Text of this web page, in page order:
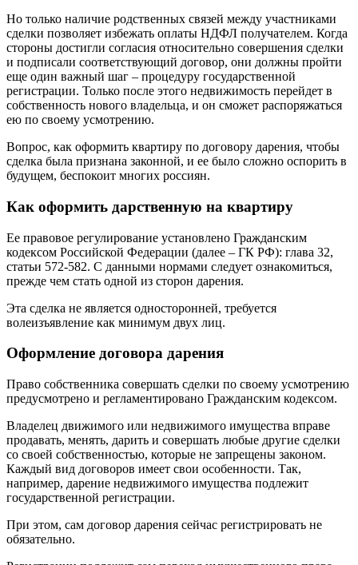
Но только наличие родственных связей между участниками
сделки позволяет избежать оплаты НДФЛ получателем. Когда
стороны достигли согласия относительно совершения сделки
и подписали соответствующий договор, они должны пройти
еще один важный шаг – процедуру государственной
регистрации. Только после этого недвижимость перейдет в
собственность нового владельца, и он сможет распоряжаться
ею по своему усмотрению.
Вопрос, как оформить квартиру по договору дарения, чтобы
сделка была признана законной, и ее было сложно оспорить в
будущем, беспокоит многих россиян.
Как оформить дарственную на квартиру
Ее правовое регулирование установлено Гражданским
кодексом Российской Федерации (далее – ГК РФ): глава 32,
статьи 572-582. С данными нормами следует ознакомиться,
прежде чем стать одной из сторон дарения.
Эта сделка не является односторонней, требуется
волеизъявление как минимум двух лиц.
Оформление договора дарения
Право собственника совершать сделки по своему усмотрению
предусмотрено и регламентировано Гражданским кодексом.
Владелец движимого или недвижимого имущества вправе
продавать, менять, дарить и совершать любые другие сделки
со своей собственностью, которые не запрещены законом.
Каждый вид договоров имеет свои особенности. Так,
например, дарение недвижимого имущества подлежит
государственной регистрации.
При этом, сам договор дарения сейчас регистрировать не
обязательно.